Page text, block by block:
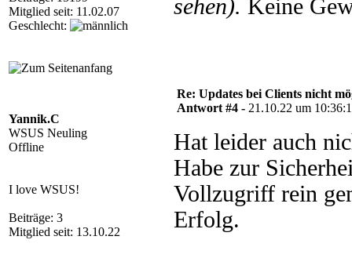
Mitglied seit: 11.02.07
Geschlecht:
sehen). Keine
Yannik.C
WSUS Neuling
Offline
I love WSUS!
Beiträge: 3
Mitglied seit: 13.10.22
Re: Updates bei Clients nicht
Antwort #4 - 21.10.22 um
Hat leider auch
Habe zur
Vollzugriff rein
Erfolg.